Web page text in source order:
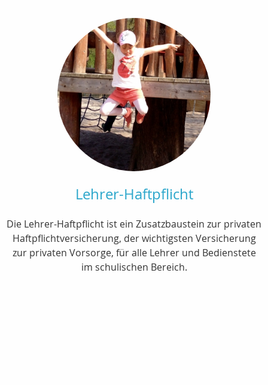
Lehrer-Haftpflicht
Die Lehrer-Haftpflicht ist ein Zusatzbaustein zur privaten
Haftpflichtversicherung, der wichtigsten Versicherung
zur privaten Vorsorge, für alle Lehrer und Bedienstete
im schulischen Bereich.